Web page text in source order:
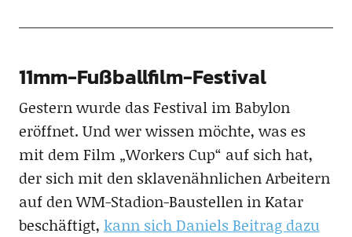
11mm-Fußballfilm-Festival
Gestern wurde das Festival im Babylon
eröffnet. Und wer wissen möchte, was es
mit dem Film „Workers Cup“ auf sich hat,
der sich mit den sklavenähnlichen Arbeitern
auf den WM-Stadion-Baustellen in Katar
beschäftigt, kann sich Daniels Beitrag dazu